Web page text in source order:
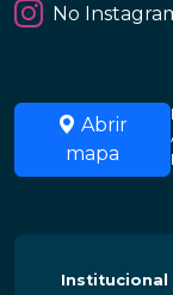
No
Abrir
mapa
Institucional